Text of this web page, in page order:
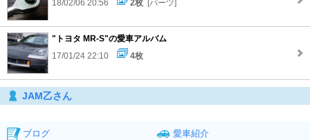
18/02/06 20:56
2枚 [パーツ]
"トヨタ MR-S"の愛車アルバム
17/01/24 22:10
4枚
JAM乙さん
ブログ
愛車紹介